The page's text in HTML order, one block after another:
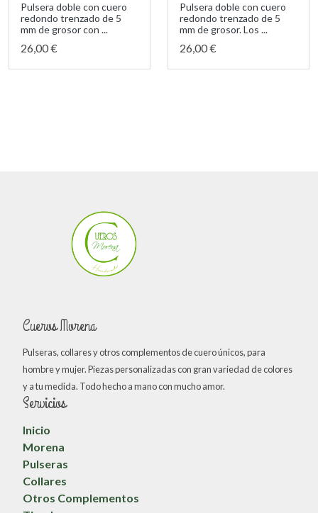
Pulsera doble con cuero
redondo trenzado de 5
mm de grosor con ...
26,00 €
Pulsera doble con cuero
redondo trenzado de 5
mm de grosor. Los ...
26,00 €
Cueros Morena
Pulseras, collares y otros complementos de cuero únicos, para
hombre y mujer. Piezas personalizadas con gran variedad de colores
y a tu medida. Todo hecho a mano con mucho amor.
Servicios
Inicio
Morena
Pulseras
Collares
Otros Complementos